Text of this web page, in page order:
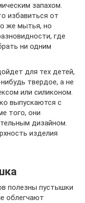
запахом.
избавиться от
же мытья, но
где
ни одним
для тех детей,
твердое, а не
или силиконом.
выпускаются с
того, они
дизайном.
изделия
полезны пустышки
облегчают